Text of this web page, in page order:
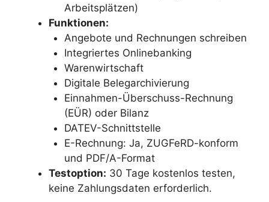
Arbeitsplätzen)
Funktionen:
Angebote und Rechnungen schreiben
Integriertes Onlinebanking
Warenwirtschaft
Digitale Belegarchivierung
Einnahmen-Überschuss-Rechnung
(EÜR) oder Bilanz
DATEV-Schnittstelle
E-Rechnung: Ja, ZUGFeRD-konform
und PDF/A-Format
Testoption: 30 Tage kostenlos testen,
keine Zahlungsdaten erforderlich.